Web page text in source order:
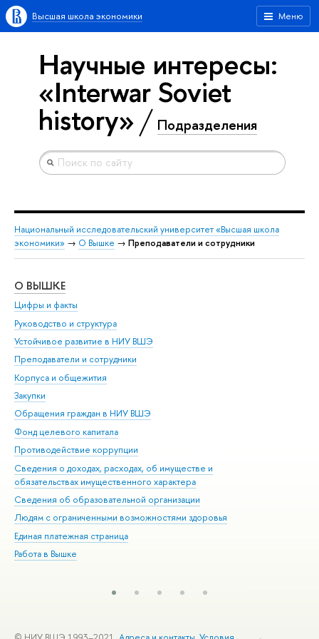
Меню
Высшая школа экономики
Научные интересы:
«Interwar Soviet
history» Подразделения
Национальный исследовательский университет «Высшая школа
экономики» → О Вышке → Преподаватели и сотрудники
О ВЫШКЕ
Цифры и факты
Руководство и структура
Устойчивое развитие в НИУ ВШЭ
Преподаватели и сотрудники
Корпуса и общежития
Закупки
Обращения граждан в НИУ ВШЭ
Фонд целевого капитала
Противодействие коррупции
Сведения о доходах, расходах, об имуществе и
обязательствах имущественного характера
Сведения об образовательной организации
Людям с ограниченными возможностями здоровья
Единая платежная страница
Работа в Вышке